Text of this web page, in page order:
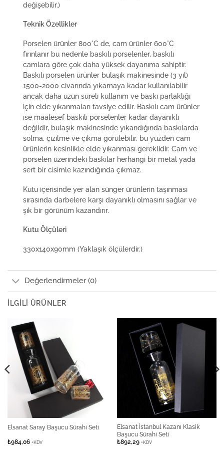
değişebilir.)
Teknik Özellikler
Porselen ürünler 800°C de, cam ürünler 600°C
fırınlanır bu nedenle baskılı porselenler, baskılı
camlara göre çok daha yüksek dayanıma sahiptir.
Baskılı porselen ürünler bulaşık makinesinde (3 yıl)
1500-2000 civarında yıkamaya kadar kullanılabilir
ancak daha uzun süreli kullanım ve baskı parlaklığı
için elde yıkanmaları tavsiye edilir. Baskılı cam ürünler
ise maalesef baskılı porselenler kadar dayanıklı
değildir, bulaşık makinesinde yıkandığında baskılarda
solma, çizilme ve çıkma görülebilir, bu yüzden cam
ürünlerin kesinlikle elde yıkanması gereklidir. Cam ve
porselen üzerindeki baskılar herhangi bir metal yada
sert bir cisimle kazındığında çıkmaz.
Kutu içerisinde yer alan sünger ürünlerin taşınması
sırasında darbelere karşı dayanıklı olmasını sağlar ve
şık bir görünüm kazandırır.
Kutu Ölçüleri
330x140x90mm (Yaklaşık ölçülerdir.)
Değerlendirmeler (0)
İLGILI ÜRÜNLER
Elsanat Saray Başucu Sürahi Seti
₺984,06 +KDV
Elsanat İstanbul Kazanı Klasik
Başucu Sürahi Seti
₺892,29 +KDV